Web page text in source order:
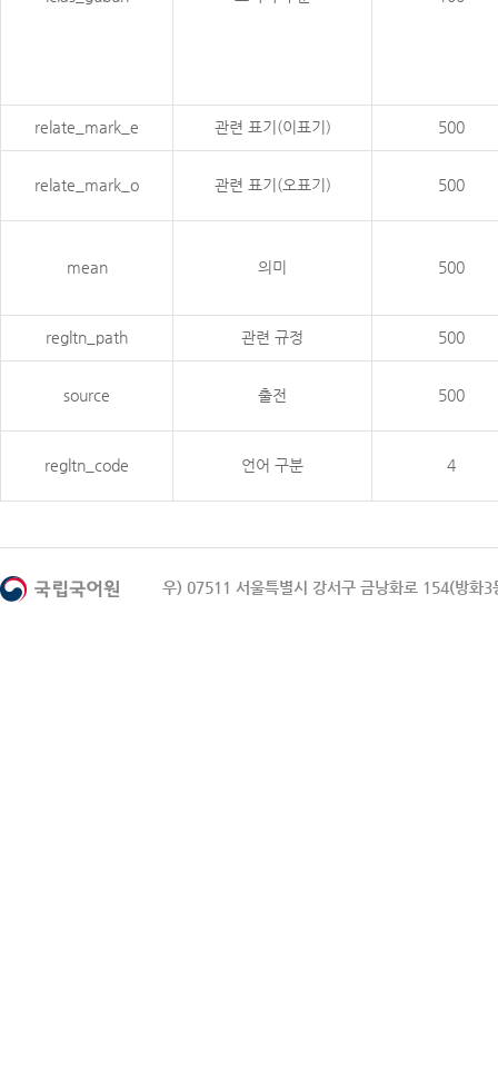
relate_mark_e 관련 표기(이표기) 500
relate_mark_o 관련 표기(오표기) 500
mean 의미 500
regltn_path 관련 규정 500
source 출전 500
regltn_code 언어 구분 4
우) 07511 서울특별시 강서구 금낭화로 154(방화3